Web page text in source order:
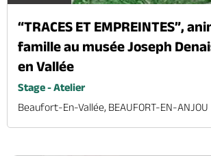
“TRACES ET EMPREINTES”,
famille au musée Joseph
en Vallée
Stage - Atelier
Beaufort-En-Vallée, BEAUFORT-EN-ANJOU